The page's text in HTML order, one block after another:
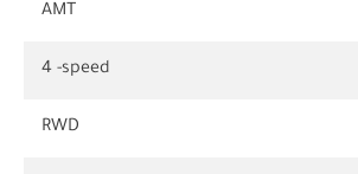
AMT
4 -speed
RWD